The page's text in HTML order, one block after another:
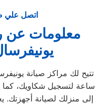
اتصل علي
ساعة لتسجيل شكاويك، كما
إلى منزلك لصيانة أجهزتك.